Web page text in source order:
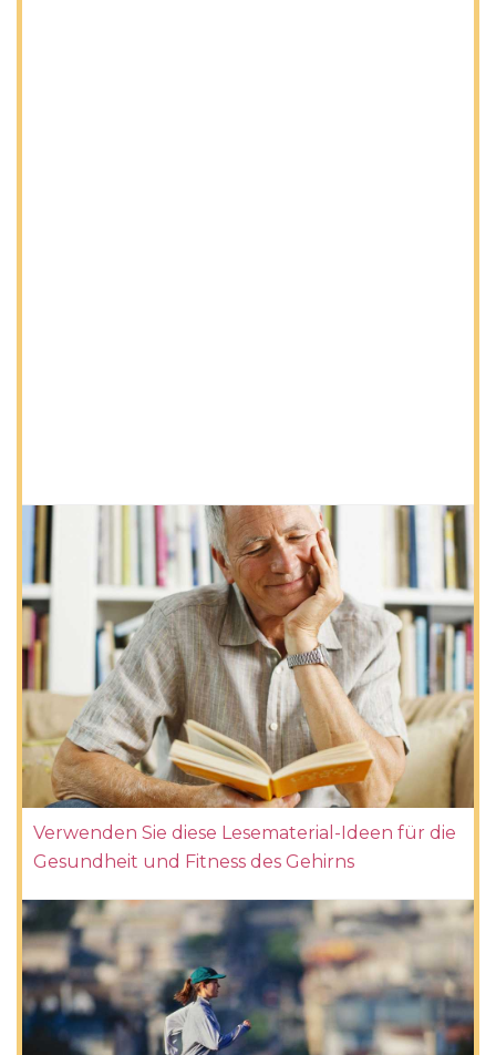
Verwenden Sie diese Lesematerial-Ideen für die
Gesundheit und Fitness des Gehirns